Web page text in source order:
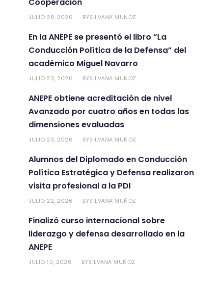
JULIO 28, 2026 BYSILVANA MUÑOZ
En la ANEPE se presentó el libro “La
Conducción Política de la Defensa” del
académico Miguel Navarro
JULIO 23, 2026 BYSILVANA MUÑOZ
ANEPE obtiene acreditación de nivel
Avanzado por cuatro años en todas las
dimensiones evaluadas
JULIO 23, 2026 BYSILVANA MUÑOZ
Alumnos del Diplomado en Conducción
Política Estratégica y Defensa realizaron
visita profesional a la PDI
JULIO 22, 2026 BYSILVANA MUÑOZ
Finalizó curso internacional sobre
liderazgo y defensa desarrollado en la
ANEPE
JULIO 10, 2026 BYSILVANA MUÑOZ